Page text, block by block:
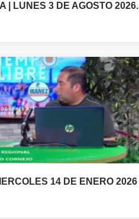
| LUNES 3 DE AGOSTO 2026.
14 DE ENERO 2026